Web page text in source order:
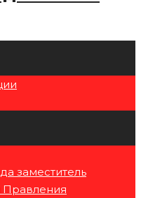
заместитель
Правления